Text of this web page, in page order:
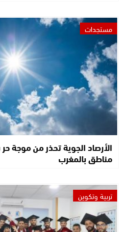
مستجدات
الأرصاد الجوية تحذر من موجة
مناطق بالمغرب
تربية وتكوين